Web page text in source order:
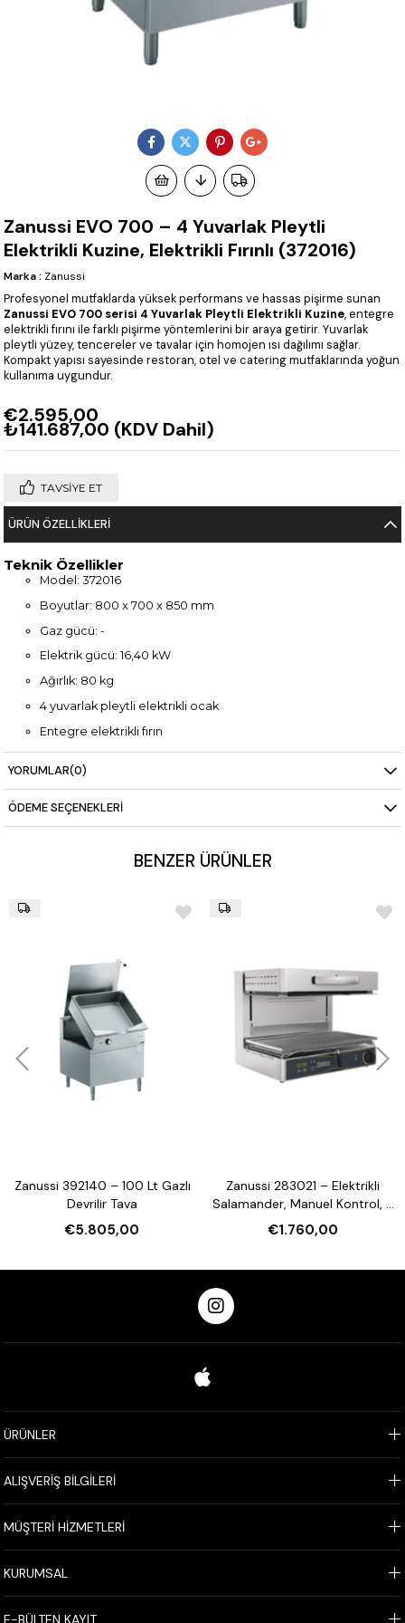
Zanussi EVO 700 – 4 Yuvarlak Pleytli
Elektrikli Kuzine, Elektrikli Fırınlı (372016)
Marka : Zanussi
Profesyonel mutfaklarda yüksek performans ve hassas pişirme sunan
Zanussi EVO 700 serisi 4 Yuvarlak Pleytli Elektrikli Kuzine, entegre
elektrikli fırını ile farklı pişirme yöntemlerini bir araya getirir. Yuvarlak
pleytli yüzey, tencereler ve tavalar için homojen ısı dağılımı sağlar.
Kompakt yapısı sayesinde restoran, otel ve catering mutfaklarında yoğun
kullanıma uygundur.
€2.595,00
₺141.687,00 (KDV Dahil)
TAVSIYE ET
ÜRÜN ÖZELLIKLERI
Teknik Özellikler
Model: 372016
Boyutlar: 800 x 700 x 850 mm
Gaz gücü: -
Elektrik gücü: 16,40 kW
Ağırlık: 80 kg
4 yuvarlak pleytli elektrikli ocak
Entegre elektrikli fırın
Dayanıklı paslanmaz çelik gövde
YORUMLAR(0)
ÖDEME SEÇENEKLERI
BENZER ÜRÜNLER
Zanussi 392140 – 100 Lt Gazlı
Devrilir Tava
€5.805,00
Zanussi 283021 – Elektrikli
Salamander, Manuel Kontrol, 3
Tarafı Açık, 600 mm
€1.760,00
ÜRÜNLER
ALIŞVERİŞ BİLGİLERİ
MÜŞTERİ HİZMETLERİ
KURUMSAL
E-BÜLTEN KAYIT